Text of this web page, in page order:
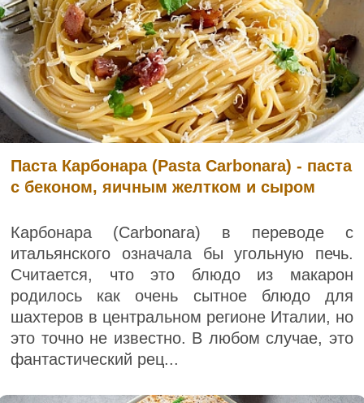
Паста Карбонара (Pasta Carbonara) - паста
с беконом, яичным желтком и сыром
Карбонара (Carbonara) в переводе с
итальянского означала бы угольную печь.
Считается, что это блюдо из макарон
родилось как очень сытное блюдо для
шахтеров в центральном регионе Италии, но
это точно не известно. В любом случае, это
фантастический рец...